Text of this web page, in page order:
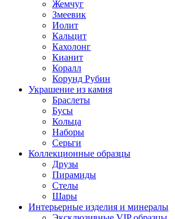
Жемчуг
Змеевик
Иолит
Кальцит
Кахолонг
Кианит
Коралл
Корунд Рубин
Украшение из камня
Браслеты
Бусы
Кольца
Наборы
Серьги
Коллекционные образцы
Друзы
Пирамиды
Стелы
Шары
Интерьерные изделия и минералы